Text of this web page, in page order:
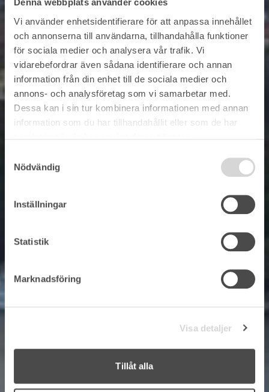
Denna webbplats använder cookies
Vi använder enhetsidentifierare för att anpassa innehållet
och annonserna till användarna, tillhandahålla funktioner
för sociala medier och analysera vår trafik. Vi
vidarebefordrar även sådana identifierare och annan
information från din enhet till de sociala medier och
annons- och analysföretag som vi samarbetar med.
Dessa kan i sin tur kombinera informationen med annan
information som du har tillhandahållit eller som de har
Nödvändig
Inställningar
Statistik
Marknadsföring
Visa detaljer
Tillåt alla